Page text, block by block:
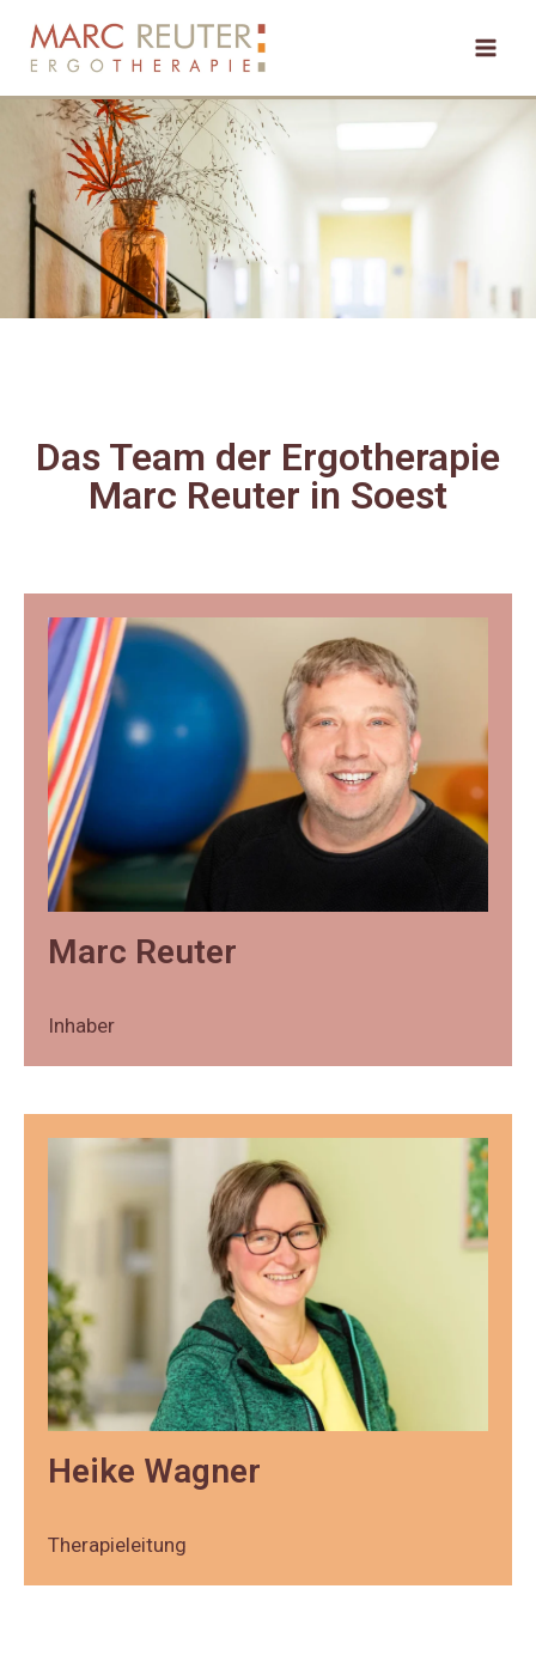
Das Team der Ergotherapie
Marc Reuter in Soest
Marc Reuter
Inhaber
Heike Wagner
Therapieleitung